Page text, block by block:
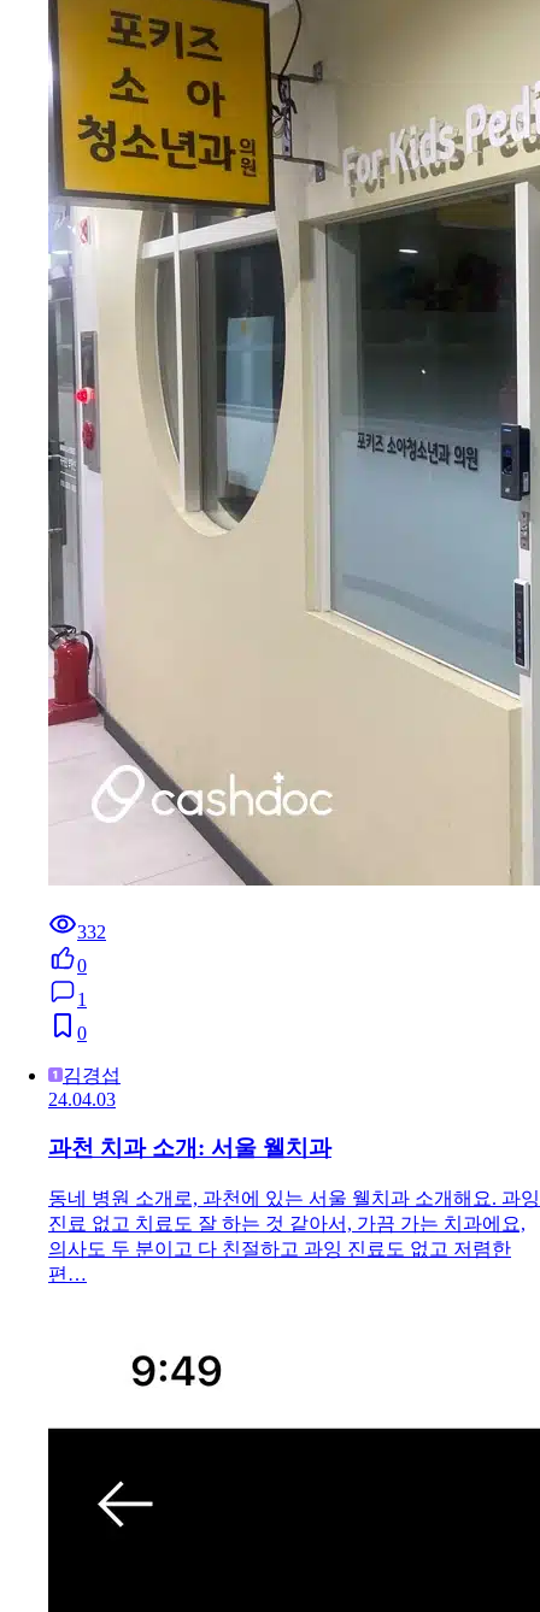
332
0
1
0
김경섭
24.04.03
과천 치과 소개: 서울 웰치과
동네 병원 소개로, 과천에 있는 서울 웰치과 소개해요. 과잉
진료 없고 치료도 잘 하는 것 같아서, 가끔 가는 치과에요,
의사도 두 분이고 다 친절하고 과잉 진료도 없고 저렴한
편…